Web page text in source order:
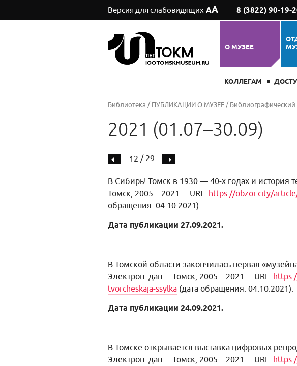
Версия для слабовидящих АА 8 (3822) 90-19-
О МУЗЕЕ
КОЛЛЕГАМ
Библиотека / ПУБЛИКАЦИИ О МУЗЕЕ/
2021 (01.07–30.09)
12 / 29
В Сибирь! Томск в 1930 — 40-х годах и история
Томск, 2005 – 2021. – URL: https://obzor.city/
обращения: 04.10.2021).
Дата публикации 27.09.2021.
В Томской области закончилась первая
Электрон. дан. – Томск, 2005 – 2021. – URL:
tvorcheskaja-ssylka (дата обращения: 04.10.2021).
Дата публикации 24.09.2021.
В Томске открывается выставка цифровых
Электрон. дан. – Томск, 2005 – 2021. – URL: